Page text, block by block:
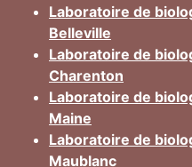
Laboratoire de
Belleville
Laboratoire de
Charenton
Laboratoire de
Maine
Laboratoire de
Maublanc